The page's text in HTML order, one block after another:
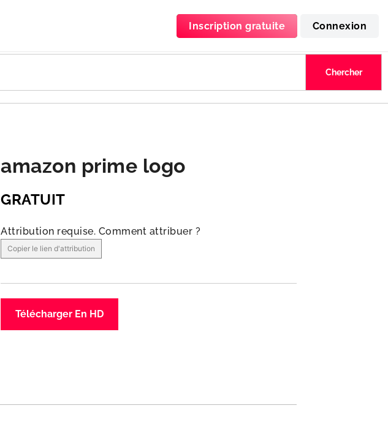
Inscription gratuite Connexion
amazon prime logo
GRATUIT
Attribution requise. Comment attribuer ?
Copier le lien d'attribution
Télécharger En HD